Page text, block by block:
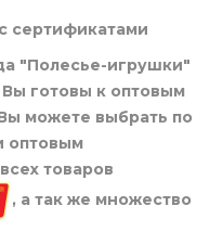
с сертификатами
"Полесье-игрушки"
готовы к оптовым
можете выбрать по
оптовым
товаров
, а так же множество